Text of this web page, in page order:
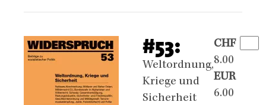
#53:
Weltordnung,
Kriege und
Sicherheit
CHF
8.00
EUR
6.00